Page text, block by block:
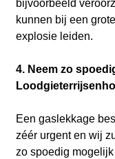
bijvoorbeeld
kunnen bij een
explosie leiden.
4. Neem zo
Een gaslekkage
zéér urgent en wij
zo spoedig